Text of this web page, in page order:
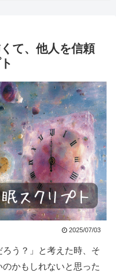
て、他人を信頼
2025/07/03
ろう？」と考えた時、そ
かもしれないと思った